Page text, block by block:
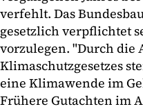
verfehlt. Das
gesetzlich verpflichtet
vorzulegen. "Durch die
Klimaschutzgesetzes
eine Klimawende im
Frühere Gutachten im